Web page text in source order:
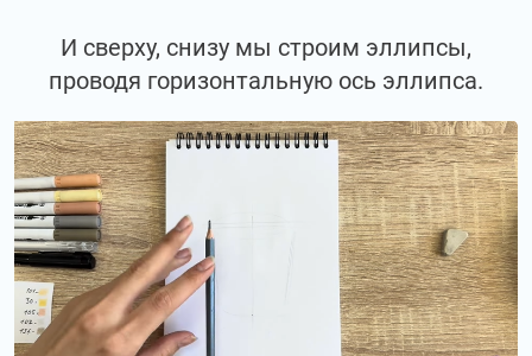
И сверху, снизу мы строим эллипсы,
проводя горизонтальную ось эллипса.